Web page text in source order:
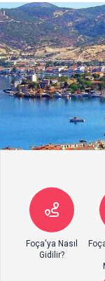
Foça'ya Nasıl
Gidilir?